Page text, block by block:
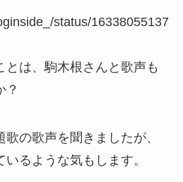
status/16338055137
とは、駒木根さんと歌声も
？
の歌声を聞きましたが、
るような気もします。